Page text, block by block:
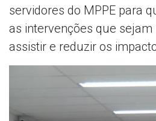
servidores do MPPE para
as intervenções que sejam
assistir e reduzir os